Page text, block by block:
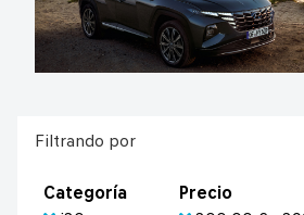
Filtrando por
Categoría
Precio